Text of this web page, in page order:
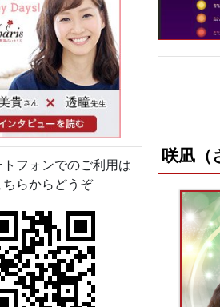
フォンでのご利用は
ちらからどうぞ
咲凪（